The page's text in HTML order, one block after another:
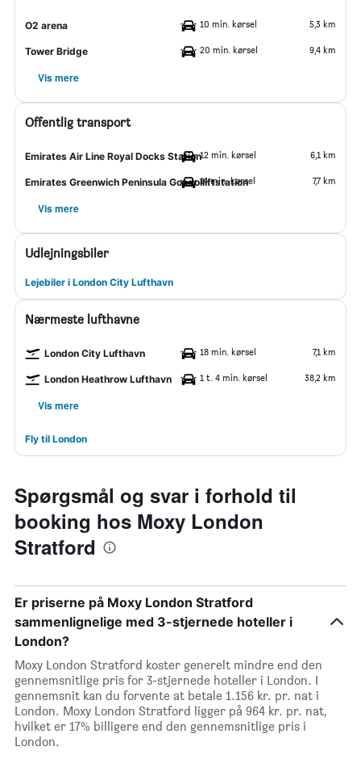
O2 arena 10 min. kørsel 5,3 km
Tower Bridge 20 min. kørsel 9,4 km
Vis mere
Offentlig transport
Emirates Air Line Royal Docks Station12 min. kørsel 6,1 km
Emirates Greenwich Peninsula Gondolliftstation
14 min. kørsel 7,7 km
Vis mere
Udlejningsbiler
Lejebiler i London City Lufthavn
Nærmeste lufthavne
London City Lufthavn 18 min. kørsel 7,1 km
London Heathrow Lufthavn 1 t. 4 min. kørsel 38,2 km
Vis mere
Fly til London
Spørgsmål og svar i forhold til
booking hos Moxy London
Stratford
Er priserne på Moxy London Stratford
sammenlignelige med 3-stjernede hoteller i
London?
Moxy London Stratford koster generelt mindre end den
gennemsnitlige pris for 3-stjernede hoteller i London. I
gennemsnit kan du forvente at betale 1.156 kr. pr. nat i
London. Moxy London Stratford ligger på 964 kr. pr. nat,
hvilket er 17% billigere end den gennemsnitlige pris i
London.